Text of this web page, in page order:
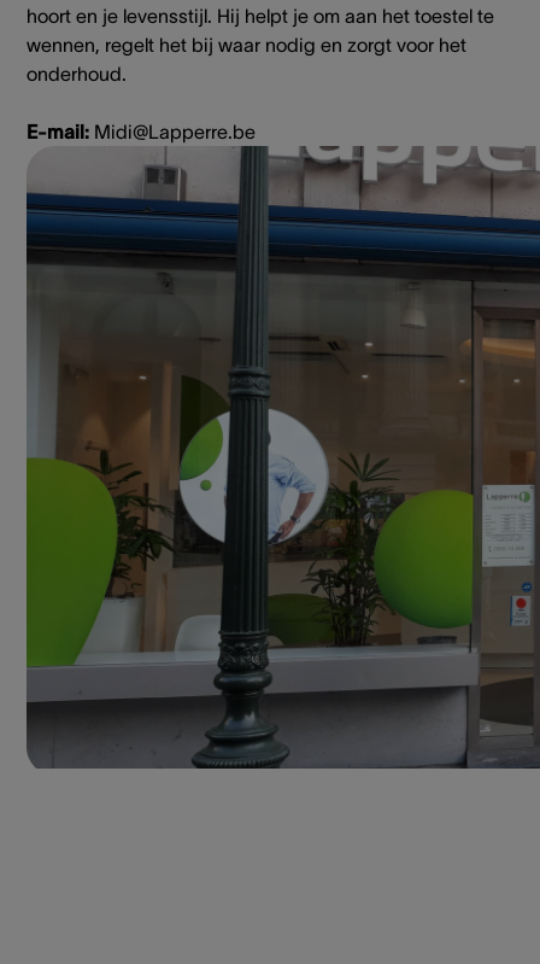
hoort en je levensstijl. Hij helpt je om aan het toestel te
wennen, regelt het bij waar nodig en zorgt voor het
onderhoud.
E-mail: Midi@Lapperre.be